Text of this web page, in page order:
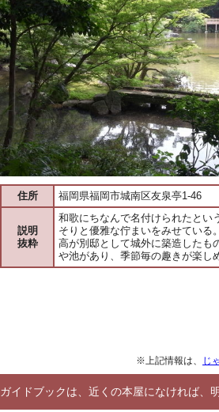
住所 福岡県福岡市城南区友泉亭1-46
説明
抜粋
和歌にちなんで名付けられたとい
そりと優雅な佇まいをみせている
高が別邸として城外に築造したも
や池があり、季節毎の趣きが楽し
※上記情報は、 じ
ガイドブックは、近くの本屋になければ、